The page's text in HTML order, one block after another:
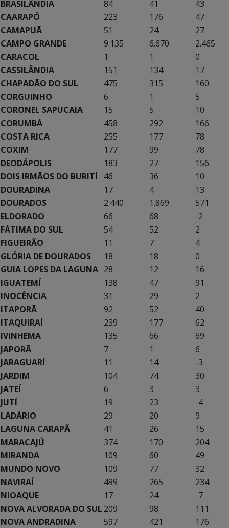
BRASILÂNDIA 84 41
43
CAARAPÓ
223 176
47
CAMAPUÃ
51 24
27
CAMPO GRANDE
9.135 6.670
2.465
CARACOL
1 1
0
CASSILÂNDIA
151 134
17
CHAPADÃO DO SUL
475 315
160
CORGUINHO
6 1
5
CORONEL SAPUCAIA
15 5
10
CORUMBÁ
458 292
166
COSTA RICA
255 177
78
COXIM
177 99
78
DEODÁPOLIS
183 27
156
DOIS IRMÃOS DO BURITÍ
46 36
10
DOURADINA
17 4
13
DOURADOS
2.440 1.869
571
ELDORADO
66 68
-2
FÁTIMA DO SUL
54 52
2
FIGUEIRÃO
11 7
4
GLÓRIA DE DOURADOS
18 18
0
GUIA LOPES DA LAGUNA 28 12
16
IGUATEMÍ
138 47
91
INOCÊNCIA
31 29
2
ITAPORÃ
92 52
40
ITAQUIRAÍ
239 177
62
IVINHEMA
135 66
69
JAPORÃ
7 1
6
JARAGUARÍ
11 14
-3
JARDIM
104 74
30
JATEÍ
6 3
3
JUTÍ
19 23
-4
LADÁRIO
29 20
9
LAGUNA CARAPÃ
41 26
15
MARACAJÚ
374 170
204
MIRANDA
109 60
49
MUNDO NOVO
109 77
32
NAVIRAÍ
499 265
234
NIOAQUE
17 24
-7
NOVA ALVORADA DO SUL 209 98
111
NOVA ANDRADINA
597 421
176